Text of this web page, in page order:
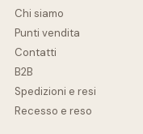
Chi siamo
Punti vendita
Contatti
B2B
Spedizioni e resi
Recesso e reso